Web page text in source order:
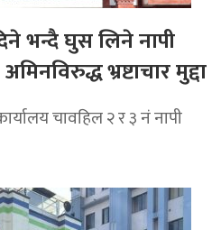
भन्दै घुस लिने नापी
भ्रष्टाचार मुद्दा
चावहिल २ र ३ नं नापी